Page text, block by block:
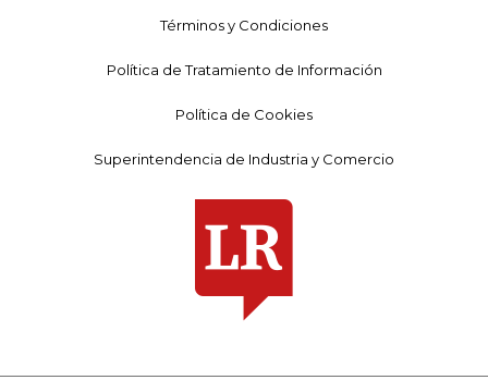
Términos y Condiciones
Política de Tratamiento de Información
Política de Cookies
Superintendencia de Industria y Comercio